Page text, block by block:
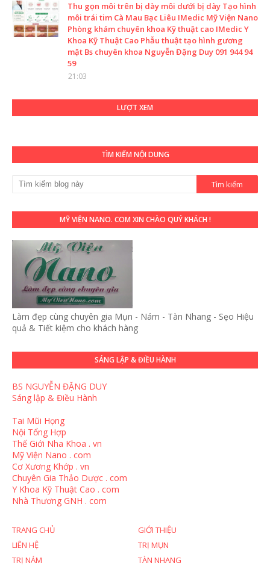
Thu gọn môi trên bị dày môi dưới bị dày Tạo hình
môi trái tim Cà Mau Bạc Liêu IMedic Mỹ Viện Nano
Phòng khám chuyên khoa Kỹ thuật cao IMedic Y
Khoa Kỹ Thuật Cao Phẫu thuật tạo hình gương
mặt Bs chuyên khoa Nguyễn Đặng Duy 091 944 94
59
21:03
LƯỢT XEM
TÌM KIẾM NỘI DUNG
MỸ VIỆN NANO. COM XIN CHÀO QUÝ KHÁCH !
Làm đẹp cùng chuyên gia Mụn - Nám - Tàn Nhang - Sẹo Hiệu
quả & Tiết kiệm cho khách hàng
SÁNG LẬP & ĐIỀU HÀNH
BS NGUYỄN ĐẶNG DUY
Sáng lập & Điều Hành
Tai Mũi Họng
Nội Tổng Hợp
Thế Giới Nha Khoa . vn
Mỹ Viện Nano . com
Cơ Xương Khớp . vn
Chuyên Gia Thảo Dược . com
Y Khoa Kỹ Thuật Cao . com
Nhà Thương GNH . com
TRANG CHỦ
GIỚI THIỆU
LIÊN HỆ
TRỊ MỤN
TRỊ NÁM
TÀN NHANG